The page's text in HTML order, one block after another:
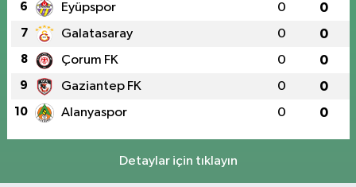
6 Eyüpspor 0 0
7 Galatasaray 0 0
8 Çorum FK 0 0
9 Gaziantep FK 0 0
10 Alanyaspor 0 0
Detaylar için tıklayın